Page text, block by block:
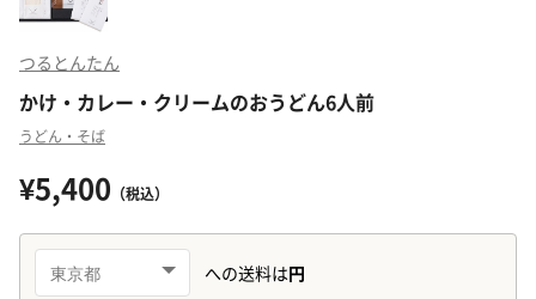
つるとんたん
かけ・カレー・クリームのおうどん6人前
うどん・そば
¥5,400 （税込）